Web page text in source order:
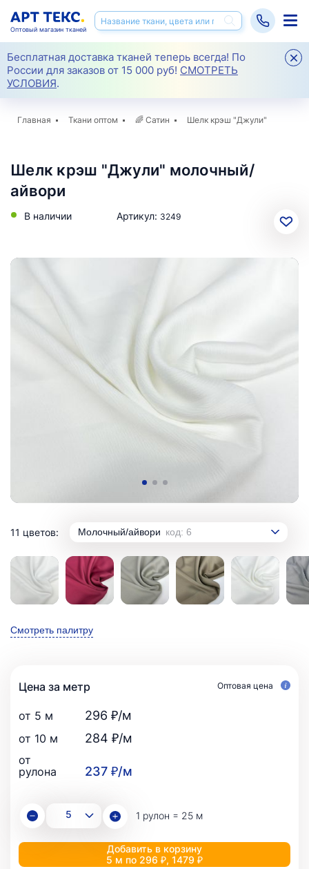
Бесплатная доставка тканей теперь всегда! По
России для заказов от 15 000 руб! СМОТРЕТЬ
УСЛОВИЯ.
Оптовый магазин тканей
Главная Ткани оптом 🌈 Сатин Шелк крэш "Джули"
Шелк крэш "Джули" молочный/
айвори
В наличии Артикул: 3249
11 цветов: Молочный/айвори код: 6
Смотреть палитру
Цена за метр Оптовая цена
от 5 м 296 ₽/м
от 10 м 284 ₽/м
от
рулона
237 ₽/м
1 рулон = 25 м
Добавить в корзину
5 м по 296 ₽, 1479 ₽